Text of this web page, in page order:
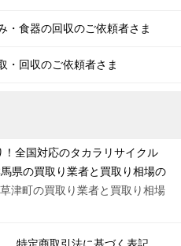
・食器の回収のご依頼者さま
・回収のご依頼者さま
全国対応のタカラリサイクル
県の買取り業者と買取り相場の
津町の買取り業者と買取り相場